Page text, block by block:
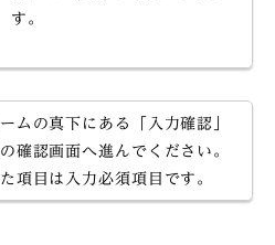
す。
ムの真下にある「入力確認」
確認画面へ進んでください。
項目は入力必須項目です。